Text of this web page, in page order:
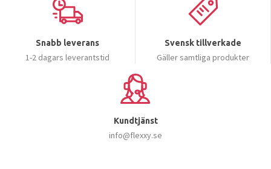
Snabb leverans
1-2 dagars leverantstid
Svensk tillverkade
Gäller samtliga produkter
Kundtjänst
info@flexxy.se